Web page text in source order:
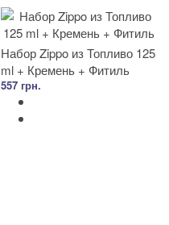
Набор Zippo из Топливо 125
ml + Кремень + Фитиль
557 грн.